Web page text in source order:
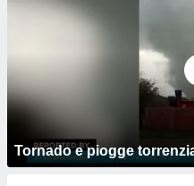
Tornado e piogge